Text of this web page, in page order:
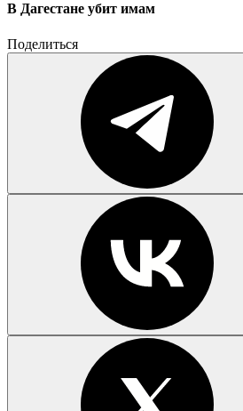
В Дагестане убит имам
Поделиться